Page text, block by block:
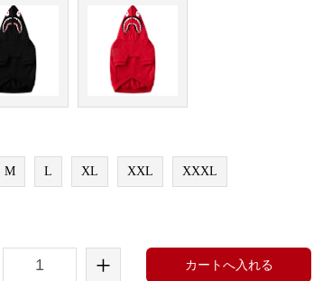
M L XL XXL XXXL
+ カートへ入れる